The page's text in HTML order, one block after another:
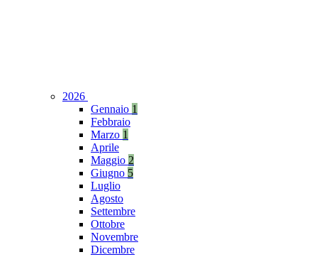
2026
Gennaio 1
Febbraio
Marzo 1
Aprile
Maggio 2
Giugno 5
Luglio
Agosto
Settembre
Ottobre
Novembre
Dicembre